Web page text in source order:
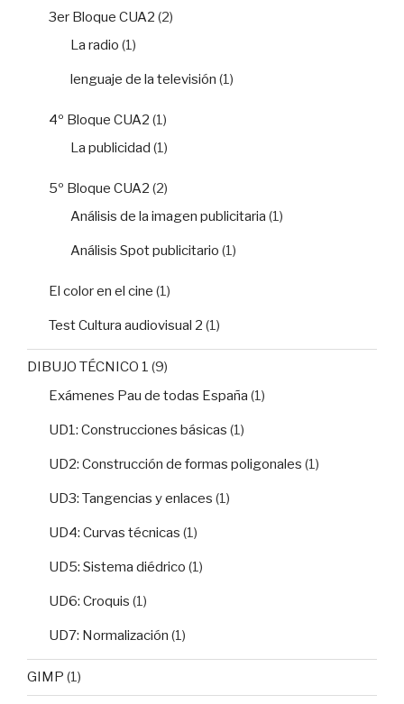
3er Bloque CUA2 (2)
La radio (1)
lenguaje de la televisión (1)
4º Bloque CUA2 (1)
La publicidad (1)
5º Bloque CUA2 (2)
Análisis de la imagen publicitaria (1)
Análisis Spot publicitario (1)
El color en el cine (1)
Test Cultura audiovisual 2 (1)
DIBUJO TÉCNICO 1 (9)
Exámenes Pau de todas España (1)
UD1: Construcciones básicas (1)
UD2: Construcción de formas poligonales (1)
UD3: Tangencias y enlaces (1)
UD4: Curvas técnicas (1)
UD5: Sistema diédrico (1)
UD6: Croquis (1)
UD7: Normalización (1)
GIMP (1)